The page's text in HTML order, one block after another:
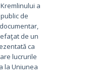
a
de
de un
ca
lucrurile
la Uniunea